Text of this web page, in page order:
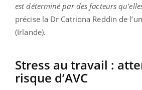
est déterminé par des facteurs
précise la Dr Catriona Reddin de
(Irlande).
Stress au travail :
risque d’AVC